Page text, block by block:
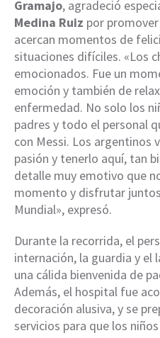
Gramajo, agradeció
Medina Ruiz por
acercan momentos de
situaciones difíciles. «Los
emocionados. Fue un
emoción y también de
enfermedad. No solo los
padres y todo el personal
con Messi. Los argentinos
pasión y tenerlo aquí, tan
detalle muy emotivo que
momento y disfrutar
Mundial», expresó.
Durante la recorrida, el
internación, la guardia y el
una cálida bienvenida de
Además, el hospital fue
decoración alusiva, y se
servicios para que los